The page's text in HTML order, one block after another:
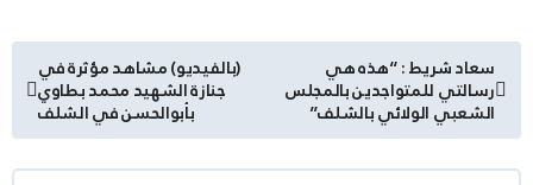
تصفّح
المقالات
سعاد شريط : “هذه هي
رسالتي للمتواجدين بالمجلس
الشعبي الولائي بالشلف”
(بالفيديو) مشاهد مؤثرة في
جنازة الشهيد محمد بطاوي
بأبوالحسن في الشلف